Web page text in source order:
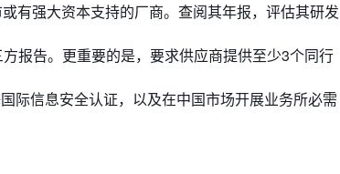
有强大资本支持的厂商。查阅其年报，评估其研发
报告。更重要的是，要求供应商提供至少3个同行
际信息安全认证，以及在中国市场开展业务所必需